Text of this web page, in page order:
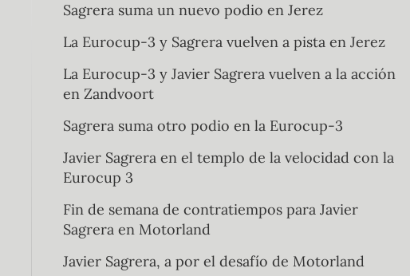
Sagrera suma un nuevo podio en Jerez
La Eurocup-3 y Sagrera vuelven a pista en Jerez
La Eurocup-3 y Javier Sagrera vuelven a la acción
en Zandvoort
Sagrera suma otro podio en la Eurocup-3
Javier Sagrera en el templo de la velocidad con la
Eurocup 3
Fin de semana de contratiempos para Javier
Sagrera en Motorland
Javier Sagrera, a por el desafío de Motorland